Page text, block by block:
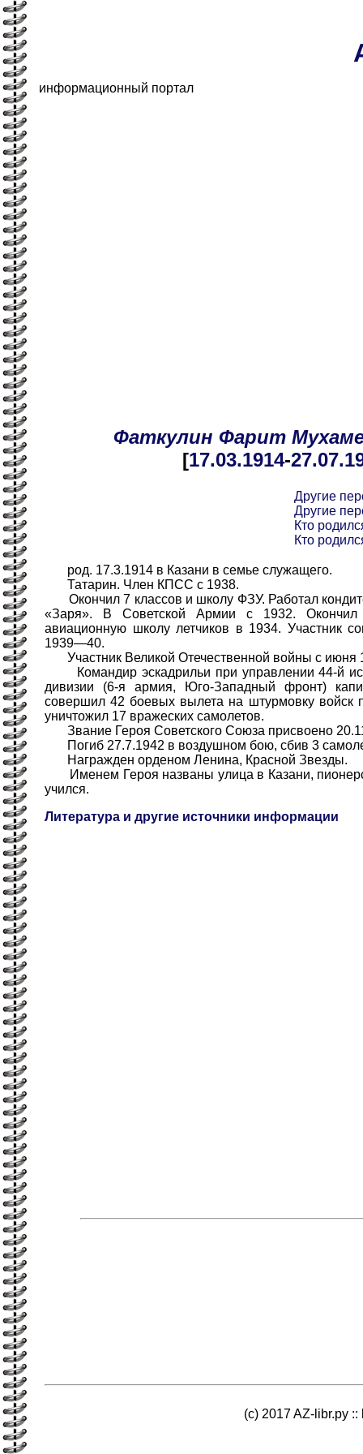
информационный портал
Фаткулин Фарит
[17.03.1914-27.07
Другие
Другие
Кто
Кто
род. 17.3.1914 в Казани в семье служащего.
Татарин. Член КПСС с 1938.
Окончил 7 классов и школу ФЗУ. Работал
«Заря». В Советской Армии с 1932. Окончил
авиационную школу летчиков в 1934. Участник
1939—40.
Участник Великой Отечественной войны с июня
Командир эскадрильи при управлении 44-й
дивизии (6-я армия, Юго-Западный фронт)
совершил 42 боевых вылета на штурмовку войск
уничтожил 17 вражеских самолетов.
Звание Героя Советского Союза присвоено
Погиб 27.7.1942 в воздушном бою, сбив 3
Награжден орденом Ленина, Красной Звезды.
Именем Героя названы улица в Казани,
учился.
Литература и другие источники информации
(c) 2017 AZ-libr.ру ::